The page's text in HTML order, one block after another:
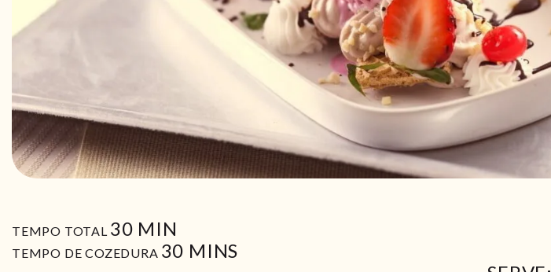
TEMPO TOTAL 30MIN
MIN
TEMPO DE COZEDURA 30 MIN
MINS